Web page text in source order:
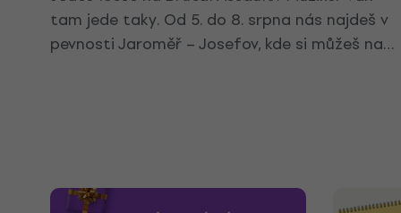
tam jede taky. Od 5. do 8. srpna nás najdeš v
pevnosti Jaroměř – Josefov, kde si můžeš na